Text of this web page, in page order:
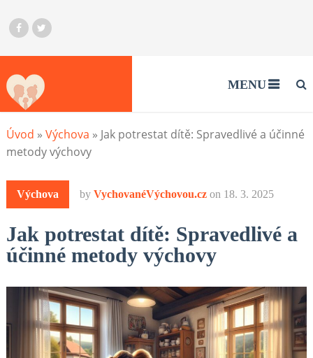
MENU
Úvod » Výchova » Jak potrestat dítě: Spravedlivé a účinné
metody výchovy
Výchova by VychovanéVýchovou.cz on 18. 3. 2025
Jak potrestat dítě: Spravedlivé a
účinné metody výchovy